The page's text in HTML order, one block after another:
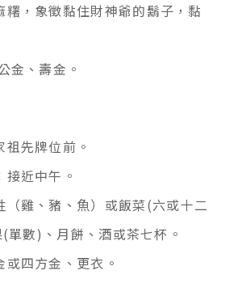
，象徵黏住財神爺的鬍子，黏
金、壽金。
先牌位前。
接近中午。
（雞、豬、魚）或飯菜(六或十二
單數)、月餅、酒或茶七杯。
或四方金、更衣。